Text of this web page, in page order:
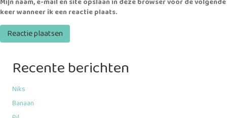
keer wanneer ik een reactie plaats.
Recente berichten
Niks
Banaan